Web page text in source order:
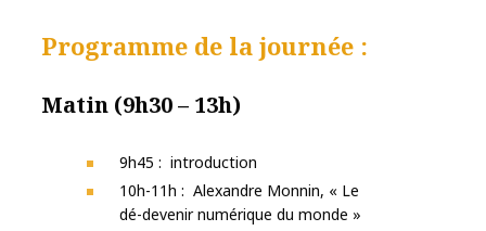
Programme de la journée :
Matin (9h30 – 13h)
9h45 : introduction
10h-11h : Alexandre Monnin, « Le
dé-devenir numérique du monde »